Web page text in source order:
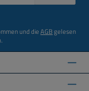
und dieAGBgelesen